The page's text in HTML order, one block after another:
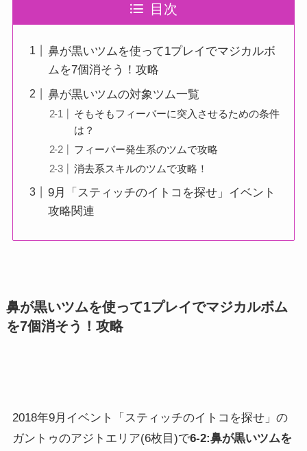
目次
鼻が黒いツムを使って1プレイでマジカルボ
ムを7個消そう！攻略
鼻が黒いツムの対象ツム一覧
そもそもフィーバーに突入させるための条件
は？
フィーバー発生系のツムで攻略
消去系スキルのツムで攻略！
9月「スティッチのイトコを探せ」イベント
攻略関連
鼻が黒いツムを使って1プレイでマジカルボム
を7個消そう！攻略
2018年9月イベント「スティッチのイトコを探せ」の
ガントゥのアジトエリア(6枚目)で6-2:鼻が黒いツムを